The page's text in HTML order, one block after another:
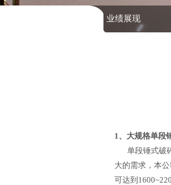
业绩展现
1、大规格单段
单段锤式破碎
大的需求，本
可达到